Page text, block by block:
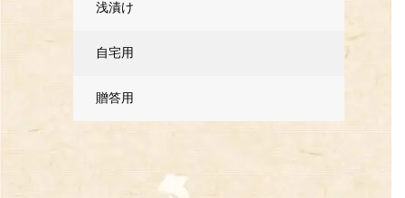
浅漬け
自宅用
贈答用